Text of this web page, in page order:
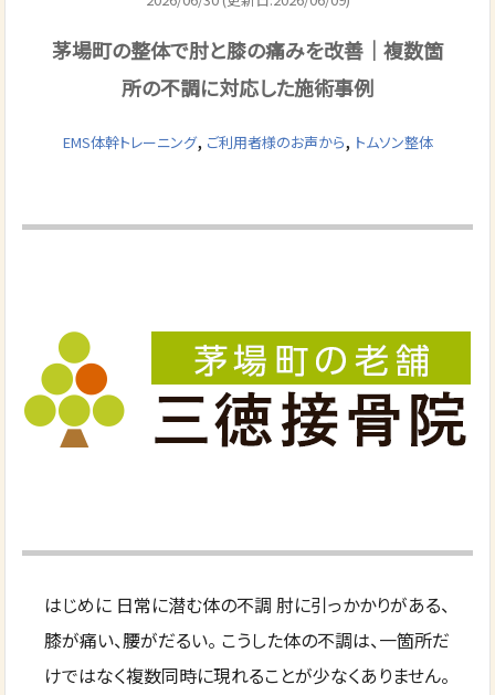
茅場町の整体で肘と膝の痛みを改善｜複数箇
所の不調に対応した施術事例
EMS体幹トレーニング, ご利用者様のお声から, トムソン整体
はじめに 日常に潜む体の不調 肘に引っかかりがある、
膝が痛い、腰がだるい。 こうした体の不調は、一箇所だ
けではなく複数同時に現れることが少なくありません。